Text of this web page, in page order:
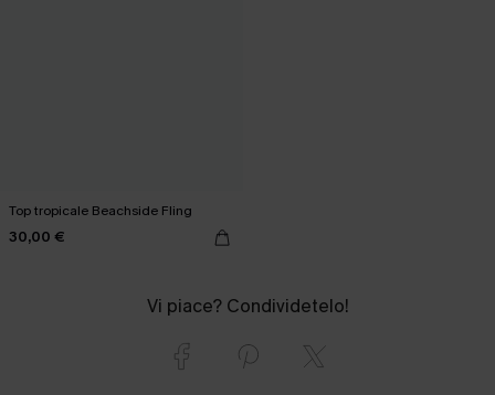
Top tropicale Beachside Fling
30,00 €
Vi piace? Condividetelo!